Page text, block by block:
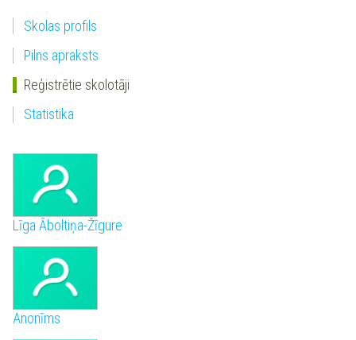
Skolas profils
Pilns apraksts
Reģistrētie skolotāji
Statistika
Līga Āboltiņa-Žīgure
Anonīms